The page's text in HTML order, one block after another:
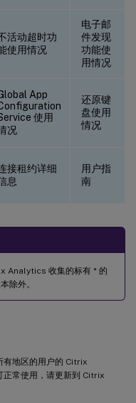
活动超时功
使用情况
电子邮
件发现
功能使
用情况
App
使用
况
还原键
盘使用
情况
接租约详细
息
用户指
南
Analytics 收集的标有 * 的
除外。
地区的用户的 Citrix
正常使用，请更新到 Citrix